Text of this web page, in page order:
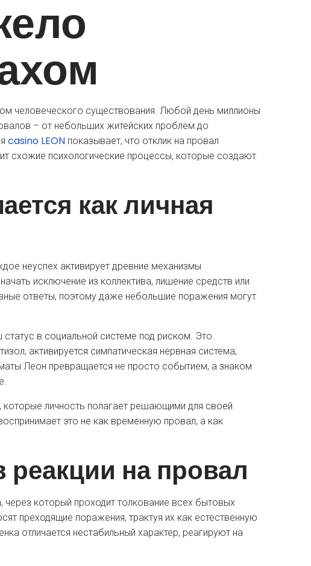
человеческого существования. Любой день миллионы
– от небольших житейских проблем до
casino LEON показывает, что отклик на провал
схожие психологические процессы, которые создают
как личная
неуспех активирует древние механизмы
исключение из коллектива, лишение средств или
ответы, поэтому даже небольшие поражения могут
в социальной системе под риском. Это
активируется симпатическая нервная система,
Леон превращается не просто событием, а знаком
которые личность полагает решающими для своей
это не как временную провал, а как
на провал
который проходит толкование всех бытовых
преходящие поражения, трактуя их как естественную
отличается нестабильный характер, реагируют на